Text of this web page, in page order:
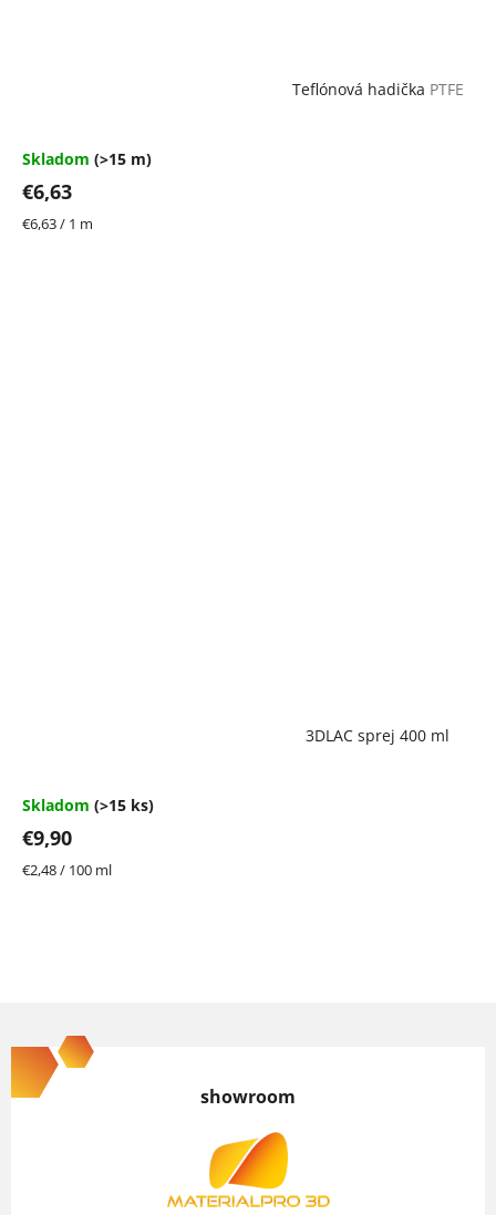
Teflónová hadička PTFE
Skladom (>15 m)
€6,63
Jednotková
€6,63 / 1 m
3DLAC sprej 400 ml
4,7
5
hviezdičiek.
Skladom (>15 ks)
€9,90
Jednotková
€2,48 / 100 ml
á
p
showroom